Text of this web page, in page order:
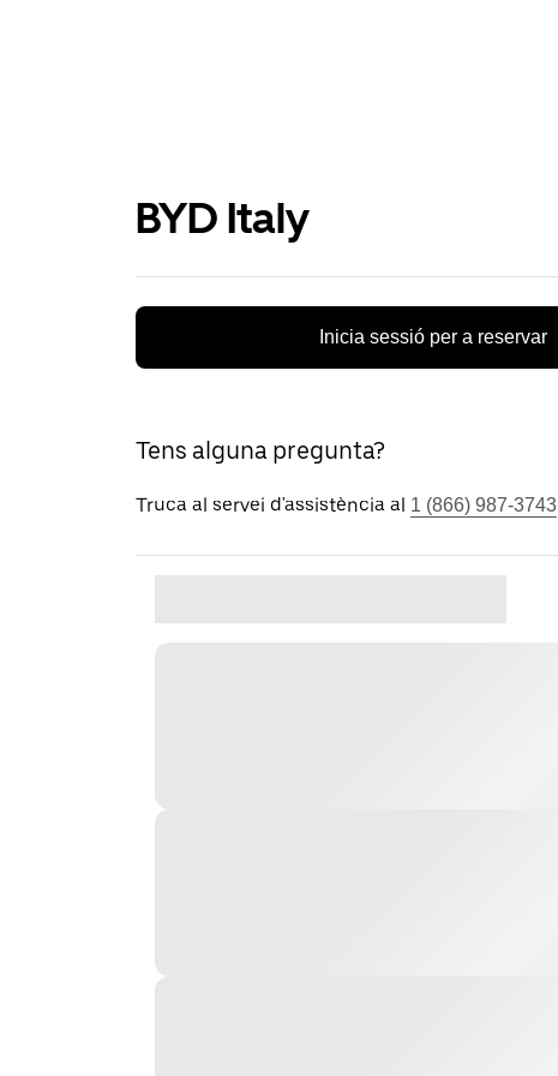
BYD Italy
Inicia sessió per a reservar
Tens alguna pregunta?
Truca al servei d'assistència al 1 (866) 987-3743